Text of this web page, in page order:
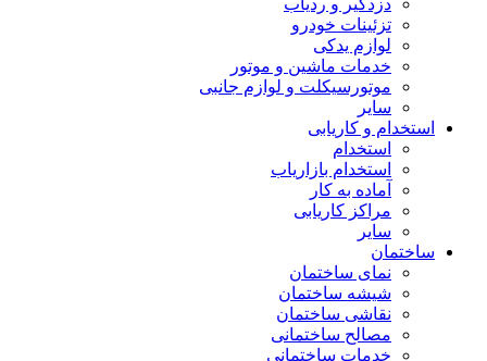
دزدگیر و ردیاب
تزئینات خودرو
لوازم یدکی
خدمات ماشین و موتور
موتورسیکلت و لوازم جانبی
سایر
استخدام و کاریابی
استخدام
استخدام بازاریاب
آماده به کار
مراکز کاریابی
سایر
ساختمان
نمای ساختمان
شیشه ساختمان
نقاشی ساختمان
مصالح ساختمانی
خدمات ساختمانی